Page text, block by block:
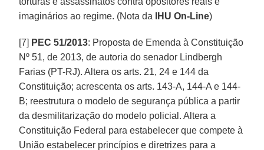
imaginários ao regime. (Nota da
IHU On-Line)
[7] PEC 51/2013: Proposta de Emenda à Constituição
Nº 51, de 2013, de autoria do senador Lindbergh
Farias (PT-RJ). Altera os arts. 21, 24 e 144 da
Constituição; acrescenta os arts. 143-A, 144-A e 144-
B; reestrutura o modelo de segurança pública a partir
da desmilitarização do modelo policial. Altera a
Constituição Federal para estabelecer que compete à
União estabelecer princípios e diretrizes para a